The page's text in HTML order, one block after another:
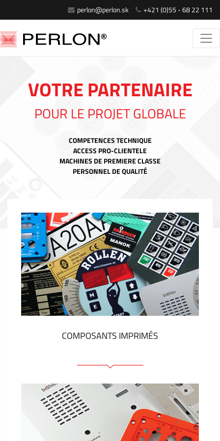
perlon@perlon.sk +421 (0)55 - 68 22 111
VOTRE PARTENAIRE
POUR LE PROJET GLOBALE
COMPETENCES TECHNIQUE
ACCESS PRO-CLIENTELE
MACHINES DE PREMIERE CLASSE
PERSONNEL DE QUALITÉ
COMPOSANTS IMPRIMÉS
Faces avant plastique
Clavier a membrane
Plaques industrielles métalliques
Autocollants et étiquettes